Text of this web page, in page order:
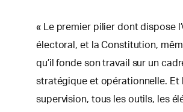
« Le premier pilier dont dispose
électoral, et la Constitution,
qu’il fonde son travail sur un
stratégique et opérationnelle. Et
supervision, tous les outils, les